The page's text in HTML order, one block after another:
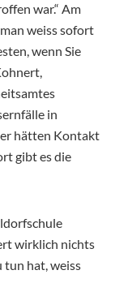
war.“ Am
weiss sofort
wenn Sie
in
hätten Kontakt
gibt es die
wirklich nichts
tun hat, weiss